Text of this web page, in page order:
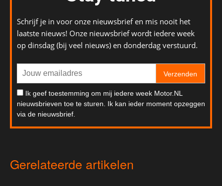
Schrijf je in voor onze nieuwsbrief en mis nooit het
laatste nieuws! Onze nieuwsbrief wordt iedere week
op dinsdag (bij veel nieuws) en donderdag verstuurd.
Verzenden
Ik geef toestemming om mij iedere week Motor.NL
nieuwsbrieven toe te sturen. Ik kan ieder moment opzeggen
via de nieuwsbrief.
Gerelateerde artikelen